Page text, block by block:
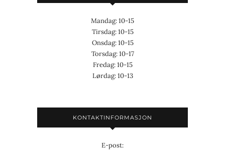
Mandag: 10-15
Tirsdag: 10-15
Onsdag: 10-15
Torsdag: 10-17
Fredag: 10-15
Lørdag: 10-13
KONTAKTINFORMASJON
E-post: